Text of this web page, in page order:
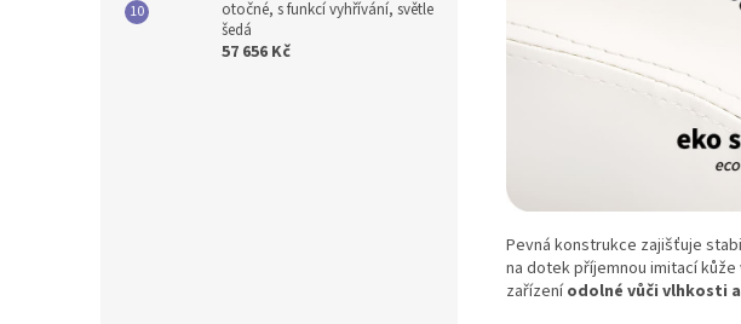
otočné, s funkcí vyhřívání, světle
šedá
57 656 Kč
Pevná konstrukce zajišťuje
na dotek příjemnou imitací
zařízení odolné vůči vlhkosti